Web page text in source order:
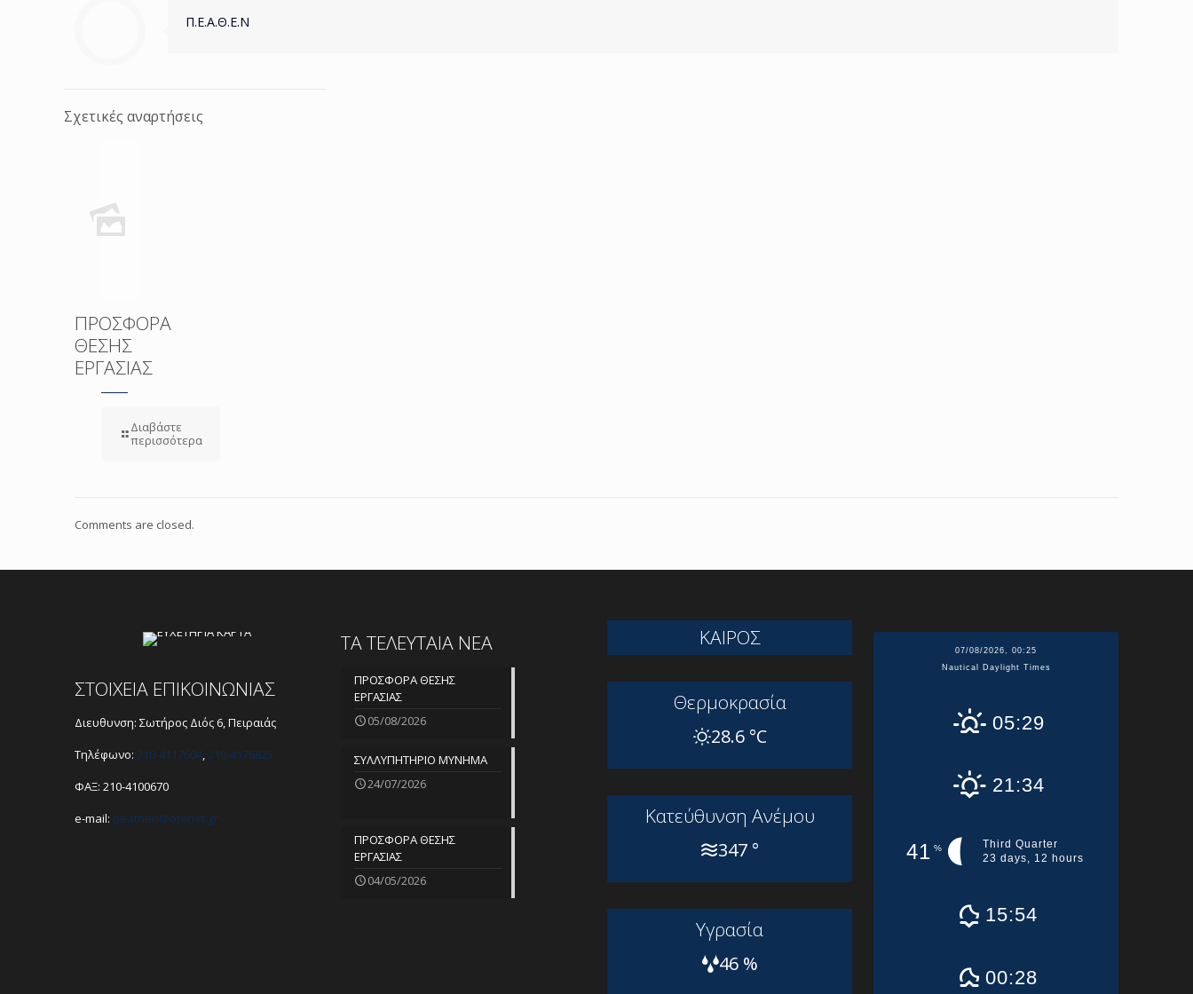
Π.Ε.Α.Θ.Ε.Ν
Σχετικές αναρτήσεις
ΠΡΟΣΦΟΡΑ
ΘΕΣΗΣ
ΕΡΓΑΣΙΑΣ
Διαβάστε
περισσότερα
Comments are closed.
ΣΤΟΙΧΕΙΑ ΕΠΙΚΟΙΝΩΝΙΑΣ
Διευθυνση: Σωτήρος Διός 6, Πειραιάς
Τηλέφωνο: 210-4117604,210-4176825
ΦΑΞ: 210-4100670
e-mail: peathen@otenet.gr
ΤΑ ΤΕΛΕΥΤΑΙΑ ΝΕΑ
ΠΡΟΣΦΟΡΑ ΘΕΣΗΣ
ΕΡΓΑΣΙΑΣ
05/08/2026
ΣΥΛΛΥΠΗΤΗΡΙΟ ΜΥΝΗΜΑ
24/07/2026
ΠΡΟΣΦΟΡΑ ΘΕΣΗΣ
ΕΡΓΑΣΙΑΣ
04/05/2026
ΚΑΙΡΟΣ
Θερμοκρασία
28.6 °C
Kατεύθυνση Aνέμου
347 °
Yγρασία
46 %
07/08/2026, 00:25
Nautical Daylight Times
05:29
21:34
41 %
Third Quarter
23 days, 12 hours
15:54
00:28